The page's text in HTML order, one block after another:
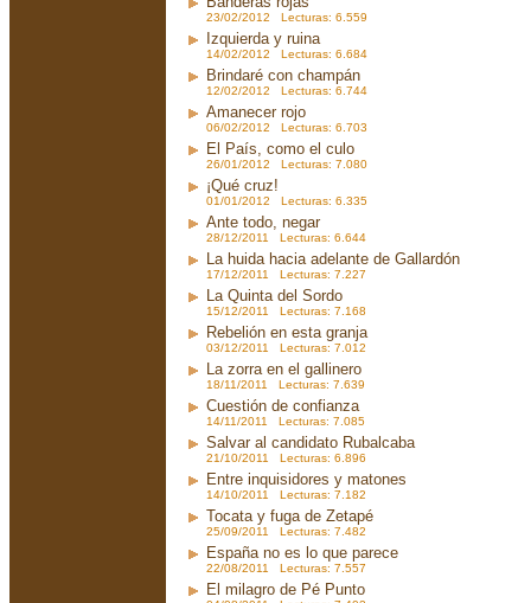
23/02/2012 Lecturas: 6.559
Izquierda y ruina
14/02/2012 Lecturas: 6.684
Brindaré con champán
12/02/2012 Lecturas: 6.744
Amanecer rojo
06/02/2012 Lecturas: 6.703
El País, como el culo
26/01/2012 Lecturas: 7.080
¡Qué cruz!
01/01/2012 Lecturas: 6.335
Ante todo, negar
28/12/2011 Lecturas: 6.644
La huida hacia adelante de Gallardón
17/12/2011 Lecturas: 7.227
La Quinta del Sordo
15/12/2011 Lecturas: 7.168
Rebelión en esta granja
03/12/2011 Lecturas: 7.012
La zorra en el gallinero
18/11/2011 Lecturas: 7.639
Cuestión de confianza
14/11/2011 Lecturas: 7.085
Salvar al candidato Rubalcaba
21/10/2011 Lecturas: 6.896
Entre inquisidores y matones
14/10/2011 Lecturas: 7.182
Tocata y fuga de Zetapé
25/09/2011 Lecturas: 7.482
España no es lo que parece
22/08/2011 Lecturas: 7.557
El milagro de Pé Punto